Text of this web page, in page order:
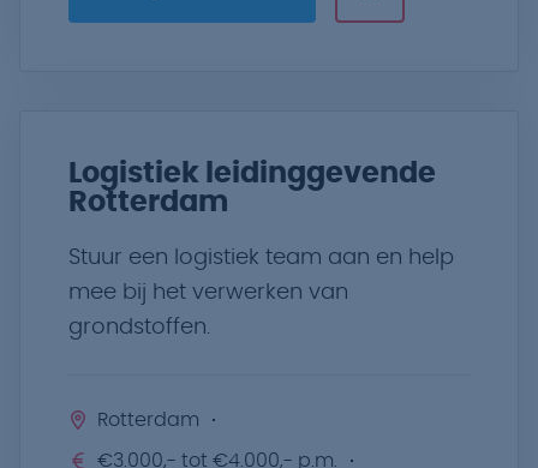
Logistiek leidinggevende
Rotterdam
Stuur een logistiek team aan en help
mee bij het verwerken van
grondstoffen.
Rotterdam
€3.000,- tot €4.000,- p.m.